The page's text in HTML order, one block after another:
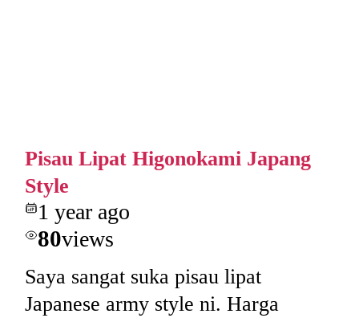
Pisau Lipat Higonokami Japang
Style
1 year ago
80views
Saya sangat suka pisau lipat
Japanese army style ni. Harga